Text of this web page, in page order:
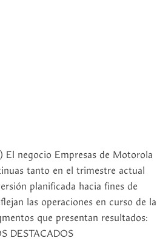
El negocio Empresas de Motorola
tanto en el trimestre actual
planificada hacia fines de
las operaciones en curso de la
que presentan resultados:
DESTACADOS